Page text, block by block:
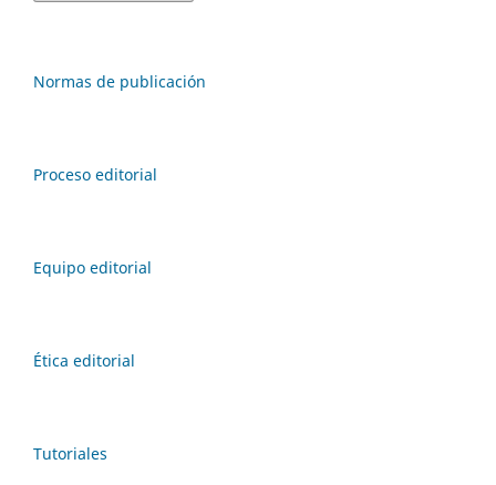
Normas de publicación
Proceso editorial
Equipo editorial
Ética editorial
Tutoriales